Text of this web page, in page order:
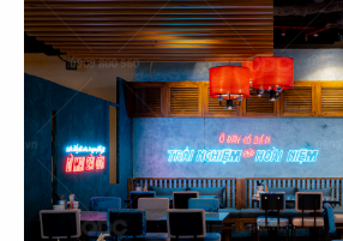
81
HẢI SẢN HOÀNG GIA
CN Trần Hưng Đạo - Q.1
82
CN